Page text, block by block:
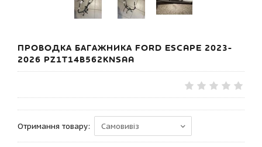
ПРОВОДКА БАГАЖНИКА FORD ESCAPE 2023-
2026 PZ1T14B562KNSAA
Отримання товару: